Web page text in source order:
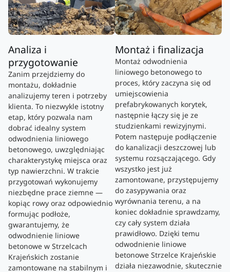
Analiza i
przygotowanie
Zanim przejdziemy do
montażu, dokładnie
analizujemy teren i potrzeby
klienta. To niezwykle istotny
etap, który pozwala nam
dobrać idealny system
odwodnienia liniowego
betonowego, uwzględniając
charakterystykę miejsca oraz
typ nawierzchni. W trakcie
przygotowań wykonujemy
niezbędne prace ziemne —
kopiąc rowy oraz odpowiednio
formując podłoże,
gwarantujemy, że
odwodnienie liniowe
betonowe w Strzelcach
Krajeńskich zostanie
zamontowane na stabilnym i
Montaż i finalizacja
Montaż odwodnienia
liniowego betonowego to
proces, który zaczyna się od
umiejscowienia
prefabrykowanych korytek,
następnie łączy się je ze
studzienkami rewizyjnymi.
Potem następuje podłączenie
do kanalizacji deszczowej lub
systemu rozsączającego. Gdy
wszystko jest już
zamontowane, przystępujemy
do zasypywania oraz
wyrównania terenu, a na
koniec dokładnie sprawdzamy,
czy cały system działa
prawidłowo. Dzięki temu
odwodnienie liniowe
betonowe Strzelce Krajeńskie
działa niezawodnie, skutecznie